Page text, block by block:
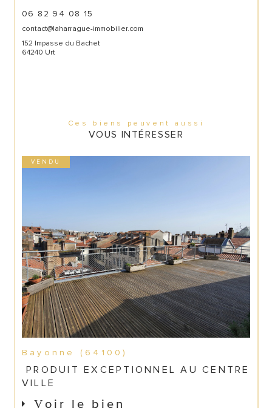
06 82 94 08 15
contact@laharrague-immobilier.com
152 Impasse du Bachet
64240 Urt
Ces biens peuvent aussi
VOUS INTÉRESSER
VENDU
Bayonne (64100)
PRODUIT EXCEPTIONNEL AU CENTRE
VILLE
Voir le bien